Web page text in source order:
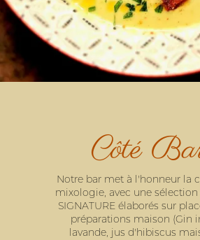
Côté
Notre bar met à l'honneur la
mixologie, avec une
SIGNATURE élaborés sur
préparations maison (Gin
lavande, jus d'hibiscus